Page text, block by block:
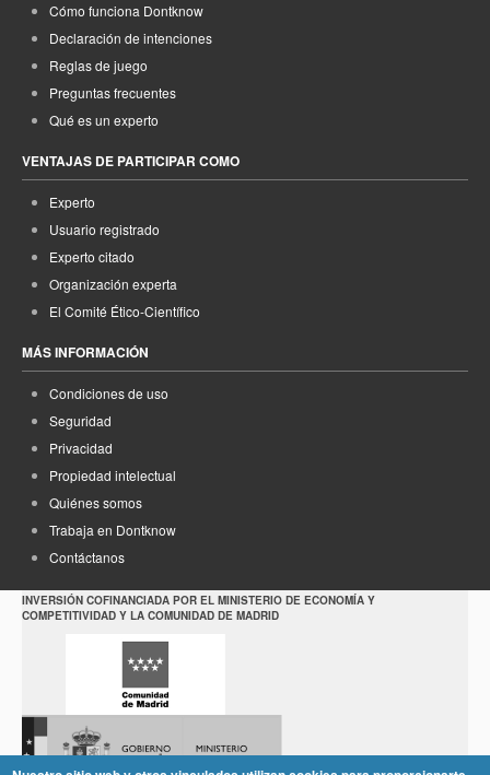
Cómo funciona Dontknow
Declaración de intenciones
Reglas de juego
Preguntas frecuentes
Qué es un experto
VENTAJAS DE PARTICIPAR COMO
Experto
Usuario registrado
Experto citado
Organización experta
El Comité Ético-Científico
MÁS INFORMACIÓN
Condiciones de uso
Seguridad
Privacidad
Propiedad intelectual
Quiénes somos
Trabaja en Dontknow
Contáctanos
INVERSIÓN COFINANCIADA POR EL MINISTERIO DE ECONOMÍA Y
COMPETITIVIDAD Y LA COMUNIDAD DE MADRID